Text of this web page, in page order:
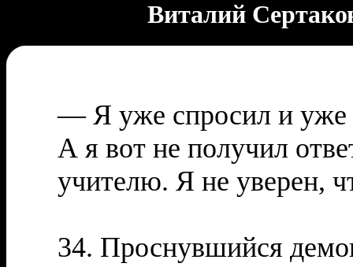
Виталий
— Я уже спросил и уже
А я вот не получил
учителю. Я не уверен,
34. Проснувшийся